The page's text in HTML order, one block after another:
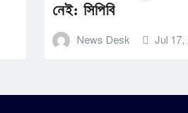
নেই: সিপিবি
News Desk Jul 17,